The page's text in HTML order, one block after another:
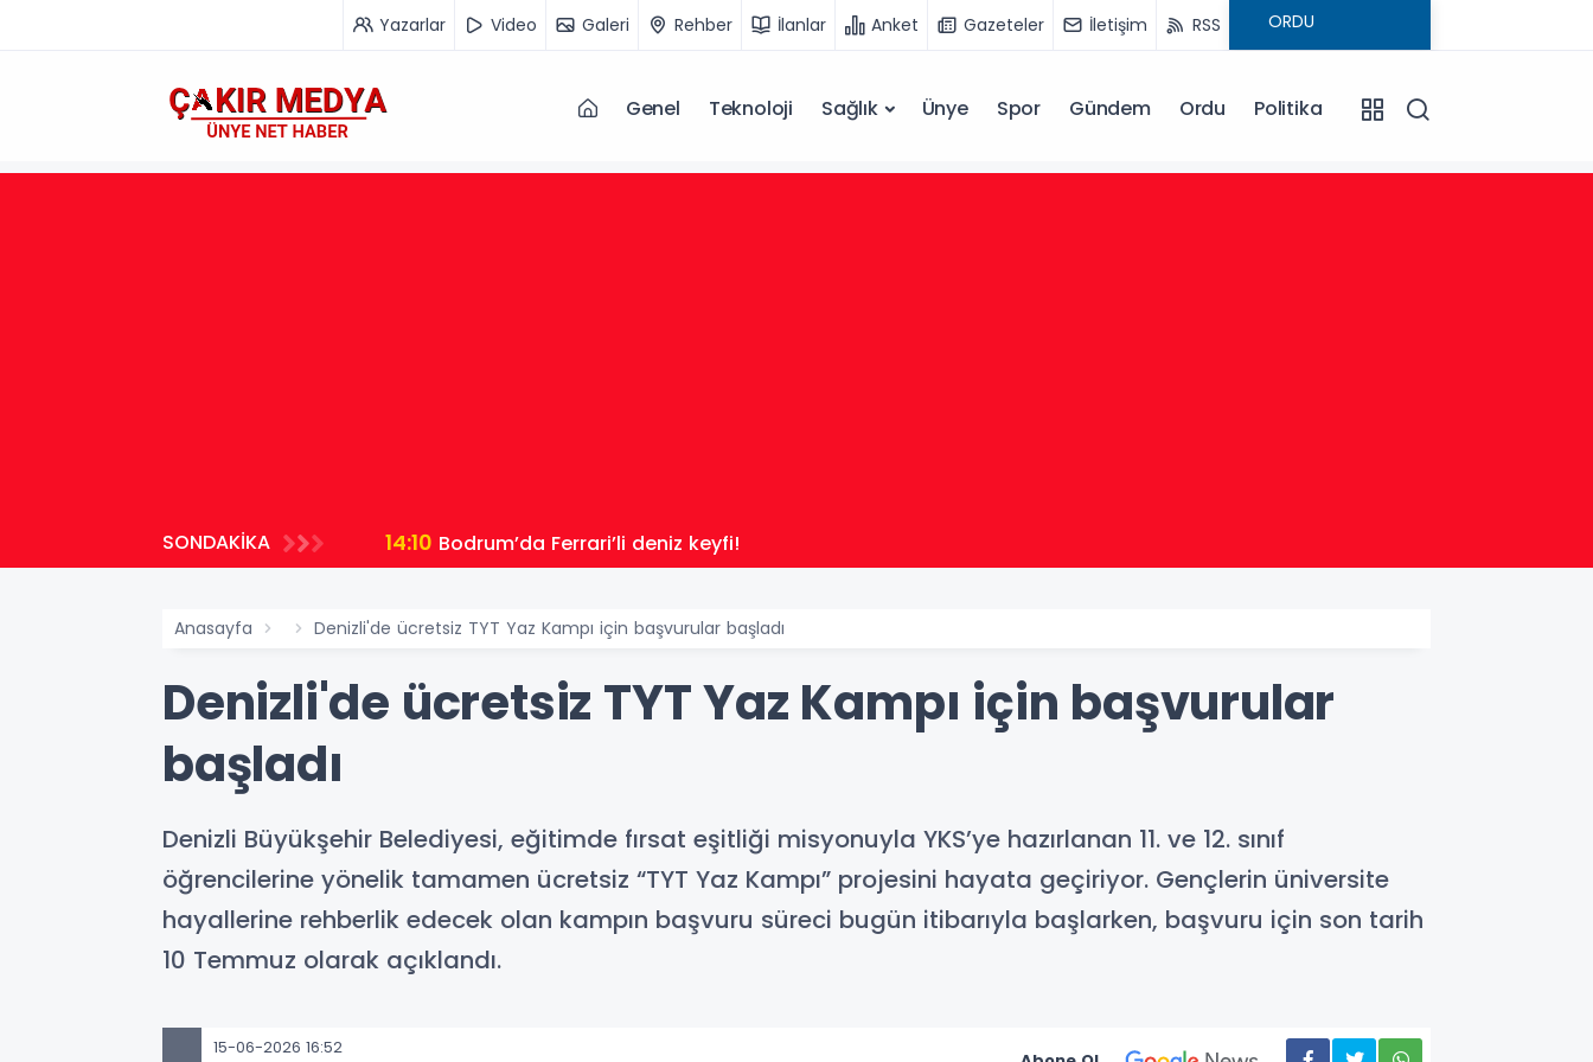
Yazarlar Video Galeri Rehber İlanlar Anket Gazeteler İletişim RSS
Genel Teknoloji Sağlık Ünye Spor Gündem Ordu Politika
SONDAKİKA 14:10 Bodrum’da Ferrari’li deniz keyfi!
Anasayfa Denizli'de ücretsiz TYT Yaz Kampı için başvurular başladı
Denizli'de ücretsiz TYT Yaz Kampı için başvurular
başladı
Denizli Büyükşehir Belediyesi, eğitimde fırsat eşitliği misyonuyla YKS’ye hazırlanan 11. ve 12. sınıf
öğrencilerine yönelik tamamen ücretsiz “TYT Yaz Kampı” projesini hayata geçiriyor. Gençlerin üniversite
hayallerine rehberlik edecek olan kampın başvuru süreci bugün itibarıyla başlarken, başvuru için son tarih
10 Temmuz olarak açıklandı.
15-06-2026 16:52